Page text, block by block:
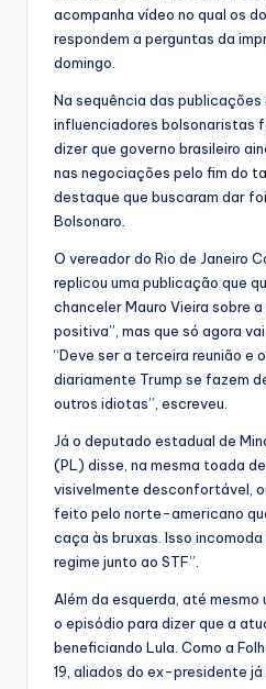
acompanha vídeo no qual os
respondem a perguntas da
domingo.
Na sequência das publicações
influenciadores bolsonaristas
dizer que governo brasileiro
nas negociações pelo fim do
destaque que buscaram dar
Bolsonaro.
O vereador do Rio de Janeiro
replicou uma publicação que
chanceler Mauro Vieira sobre
positiva”, mas que só agora
“Deve ser a terceira reunião e
diariamente Trump se fazem
outros idiotas”, escreveu.
Já o deputado estadual de
(PL) disse, na mesma toada de
visivelmente desconfortável,
feito pelo norte-americano
caça às bruxas. Isso
regime junto ao STF”.
Além da esquerda, até
o episódio para dizer que a
beneficiando Lula. Como a
19, aliados do ex-presidente